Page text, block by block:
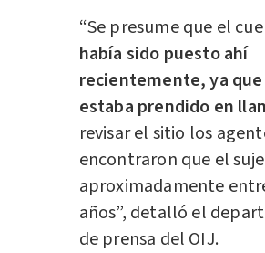
“Se presume que el
había sido puesto ahí
recientemente, ya
estaba prendido en
revisar el sitio los
encontraron que el
aproximadamente
años”, detalló el
de prensa del OIJ.